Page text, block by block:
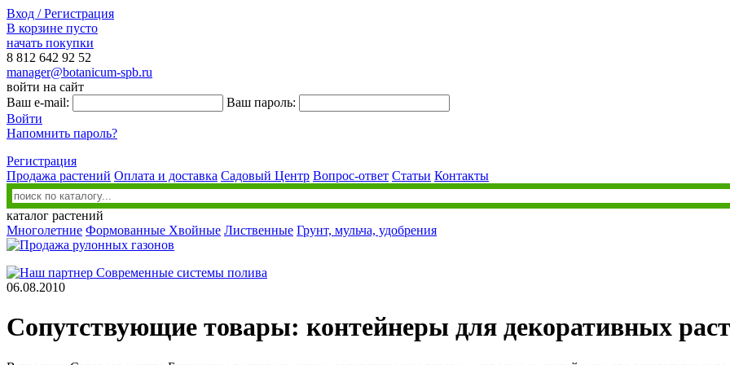
Вход / Регистрация
В корзине пусто
начать покупки
8 812 642 92 52
manager@botanicum-spb.ru
войти на сайт
Ваш e-mail:
Ваш пароль:
Войти
Напомнить пароль?
Регистрация
Продажа растений Оплата и доставка Садовый Центр Вопрос-ответ Статьи Контакты
каталог растений
Многолетние Формованные Хвойные Лиственные Грунт, мульча, удобрения
06.08.2010
Сопутствующие товары: контейнеры для декоративных